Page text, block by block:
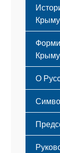
Крыму
Крыму
О
Флаг
Герб
Гимн